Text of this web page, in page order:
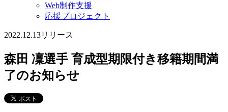
Web制作支援
応援プロジェクト
2022.12.13リリース
森田 凜選手 育成型期限付き移籍期間満
了のお知らせ